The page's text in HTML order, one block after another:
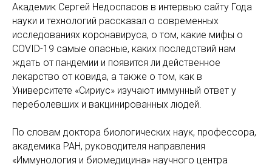
Академик Сергей Недоспасов в интервью сайту Года
науки и технологий рассказал о современных
исследованиях коронавируса, о том, какие мифы о
COVID-19 самые опасные, каких последствий нам
ждать от пандемии и появится ли действенное
лекарство от ковида, а также о том, как в
Университете «Сириус» изучают иммунный ответ у
переболевших и вакцинированных людей.
По словам доктора биологических наук, профессора,
академика РАН, руководителя направления
«Иммунология и биомедицина» научного центра